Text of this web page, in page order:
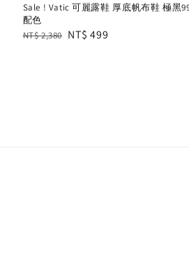
Sale ! Vatic 可麗露鞋 厚底帆布鞋 極黑
配色
Regular
NT$ 2,380 Sale
NT$ 499